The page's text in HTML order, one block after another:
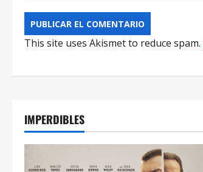
This site uses Akismet to reduce spam.
IMPERDIBLES